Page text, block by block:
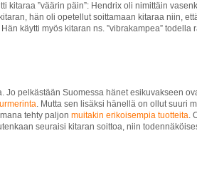
kitaraa ”väärin päin”: Hendrix oli nimittäin
hän oli opetellut soittamaan kitaraa niin,
käytti myös kitaran ns. ”vibrakampea” todella
Jo pelkästään Suomessa hänet esikuvakseen
. Mutta sen lisäksi hänellä on ollut suuri
tehty paljon muitakin erikoisempia tuotteita.
seuraisi kitaran soittoa, niin